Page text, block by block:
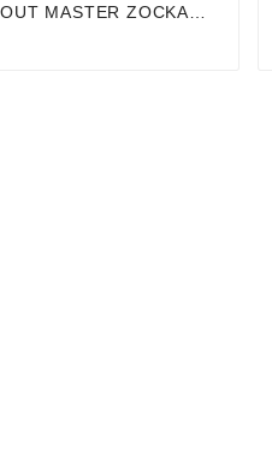
MASTER ZOCKA